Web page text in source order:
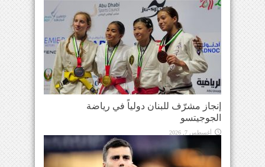
إنجاز مشرّف للبنان دولياً في رياضة
الجوجيتسو
أغسطس 7, 2026